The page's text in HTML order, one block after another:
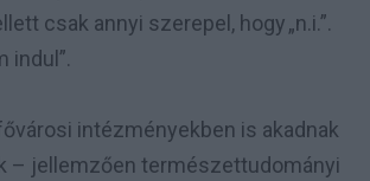
csak annyi szerepel, hogy „n.i.”.
indul”.
intézményekben is akadnak
– jellemzően természettudományi